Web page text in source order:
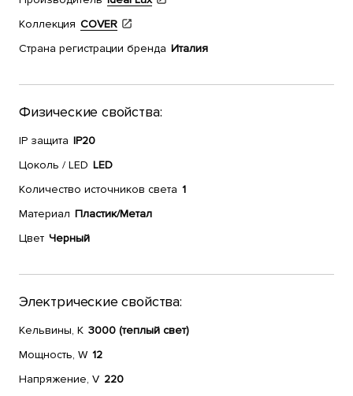
Коллекция COVER
Страна регистрации бренда Италия
Физические свойства:
IP защита IP20
Цоколь / LED LED
Количество источников света 1
Материал Пластик/Метал
Цвет Черный
Электрические свойства:
Кельвины, К 3000 (теплый свет)
Мощность, W 12
Напряжение, V 220